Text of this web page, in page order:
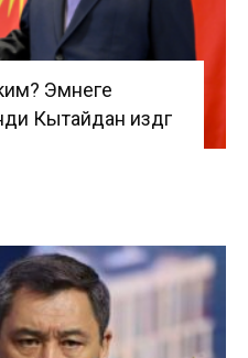
Эмнеге
Кытайдан издөөгө